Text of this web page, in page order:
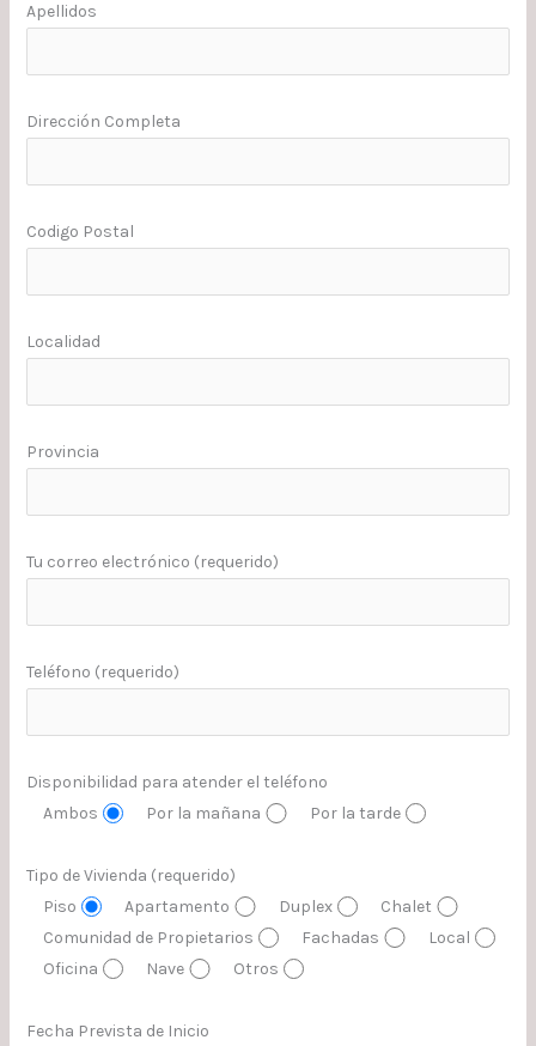
Apellidos
Dirección Completa
Codigo Postal
Localidad
Provincia
Tu correo electrónico (requerido)
Teléfono (requerido)
Disponibilidad para atender el teléfono
Ambos
Por la mañana Por la tarde
Tipo de Vivienda (requerido)
Piso
Apartamento Duplex
Chalet
Comunidad de Propietarios
Fachadas
Local
Oficina
Nave Otros
Fecha Prevista de Inicio